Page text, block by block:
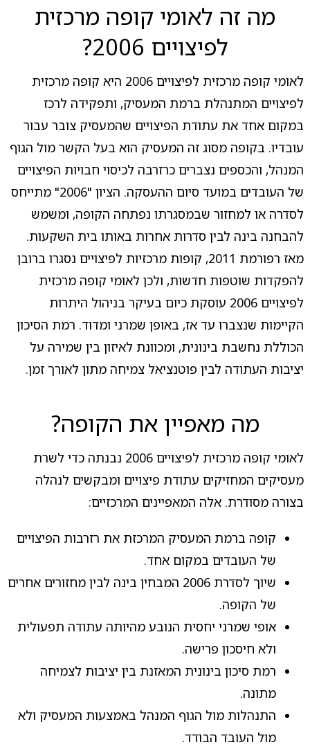
מה זה לאומי קופה מרכזית
לפיצויים 2006?
לאומי קופה מרכזית לפיצויים 2006 היא קופה מרכזית
לפיצויים המתנהלת ברמת המעסיק, ותפקידה לרכז
במקום אחד את עתודת הפיצויים שהמעסיק צובר עבור
עובדיו. בקופה מסוג זה המעסיק הוא בעל הקשר מול הגוף
המנהל, והכספים נצברים כרזרבה לכיסוי חבויות הפיצויים
של העובדים במועד סיום ההעסקה. הציון "2006" מתייחס
לסדרה או למחזור שבמסגרתו נפתחה הקופה, ומשמש
להבחנה בינה לבין סדרות אחרות באותו בית השקעות.
מאז רפורמת 2011, קופות מרכזיות לפיצויים נסגרו ברובן
להפקדות שוטפות חדשות, ולכן לאומי קופה מרכזית
לפיצויים 2006 עוסקת כיום בעיקר בניהול היתרות
הקיימות שנצברו עד אז, באופן שמרני ומדוד. רמת הסיכון
הכוללת נחשבת בינונית, ומכוונת לאיזון בין שמירה על
יציבות העתודה לבין פוטנציאל צמיחה מתון לאורך זמן.
מה מאפיין את הקופה?
לאומי קופה מרכזית לפיצויים 2006 נבנתה כדי לשרת
מעסיקים המחזיקים עתודת פיצויים ומבקשים לנהלה
בצורה מסודרת. אלה המאפיינים המרכזיים:
קופה ברמת המעסיק המרכזת את רזרבות הפיצויים
של העובדים במקום אחד.
שיוך לסדרת 2006 המבחין בינה לבין מחזורים אחרים
של הקופה.
אופי שמרני יחסית הנובע מהיותה עתודה תפעולית
ולא חיסכון פרישה.
רמת סיכון בינונית המאזנת בין יציבות לצמיחה
מתונה.
התנהלות מול הגוף המנהל באמצעות המעסיק ולא
מול העובד הבודד.